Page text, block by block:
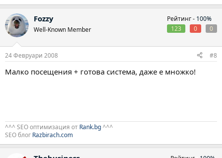
Fozzy
Well-Known Member
Рейтинг - 100%
123
0 0
24 Февруари 2008 #8
Малко посещения + готова система, даже е множко!
^^^ SEO оптимизация от Rank.bg^^^
SEO блог Razbirach.com